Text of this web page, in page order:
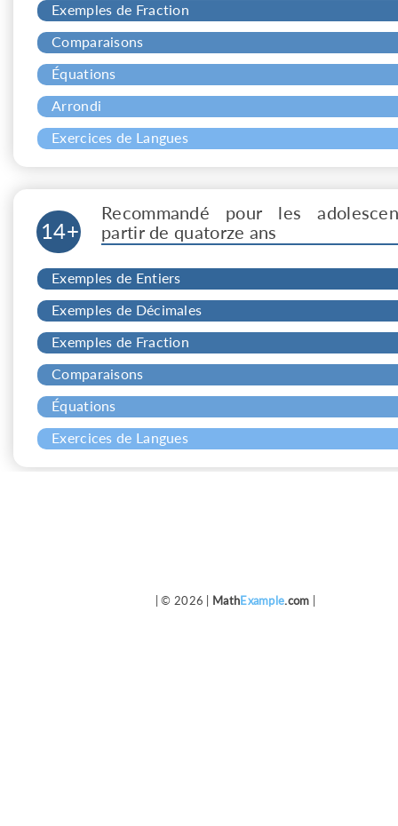
Exemples de Fraction
Comparaisons
Équations
Arrondi
Exercices de Langues
14+
Recommandé pour les
partir de quatorze ans
Exemples de Entiers
Exemples de Décimales
Exemples de Fraction
Comparaisons
Équations
Exercices de Langues
| © 2026 | MathExample.com